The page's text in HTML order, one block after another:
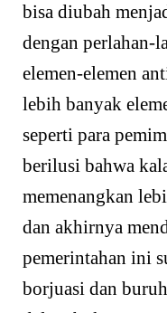
bisa diubah
dengan perlahan-
elemen-elemen
lebih banyak
seperti para
berilusi bahwa
memenangkan
dan akhirnya
pemerintahan ini
borjuasi dan